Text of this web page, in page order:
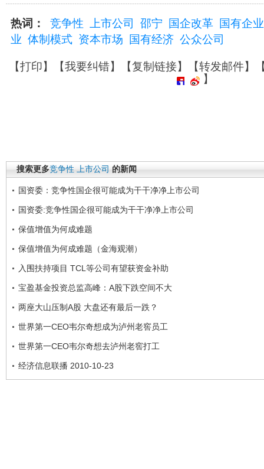
热词： 竞争性 上市公司 邵宁 国企改革
国有企业
业 体制模式 资本市场 国有经济 公众公司
【打印】【我要纠错】【复制链接】【转发邮件】
】
搜索更多竞争性 上市公司 的新闻
国资委：竞争性国企很可能成为干干净净上市公司
国资委:竞争性国企很可能成为干干净净上市公司
保值增值为何成难题
保值增值为何成难题（金海观潮）
入围扶持项目 TCL等公司有望获资金补助
宝盈基金投资总监高峰：A股下跌空间不大
两座大山压制A股 大盘还有最后一跌？
世界第一CEO韦尔奇想成为泸州老窖员工
世界第一CEO韦尔奇想去泸州老窖打工
经济信息联播 2010-10-23